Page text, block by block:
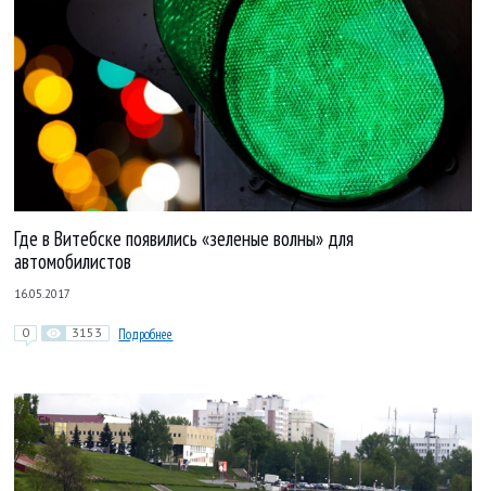
Где в Витебске появились «зеленые волны» для
автомобилистов
16.05.2017
0 3153 Подробнее